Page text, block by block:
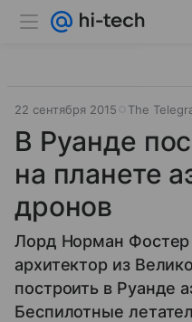
22 сентября 2015 The
В Руанде
на планете
дронов
Лорд Норман Фостер
архитектор из
построить в Руанде
Беспилотные